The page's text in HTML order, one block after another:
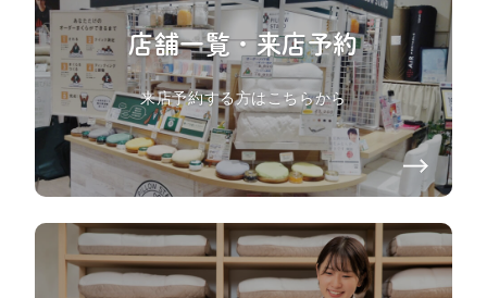
店舗一覧・来店予約
来店予約する方はこちらから